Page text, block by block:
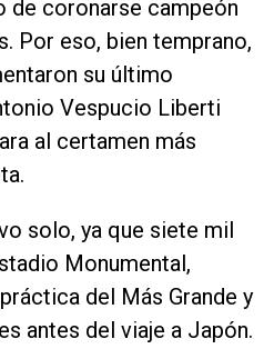
coronarse campeón
Por eso, bien temprano,
su último
Vespucio Liberti
al certamen más
solo, ya que siete mil
Monumental,
del Más Grande y
antes del viaje a Japón.